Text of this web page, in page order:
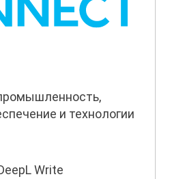
и технологии
Write